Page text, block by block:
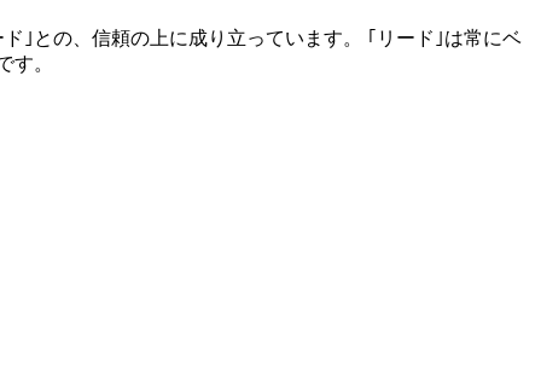
｣との、信頼の上に成り立っています。 ｢リード｣は常にベ
す。